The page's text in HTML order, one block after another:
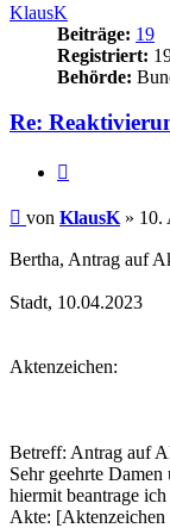
KlausK
Beiträge: 19
Registriert:
Behörde:
Re:
Beitrag
von KlausK » 10.
Bertha, Antrag auf
Stadt, 10.04.2023
Aktenzeichen:
Betreff: Antrag auf
Sehr geehrte Damen
hiermit beantrage
Akte: [Aktenzeichen